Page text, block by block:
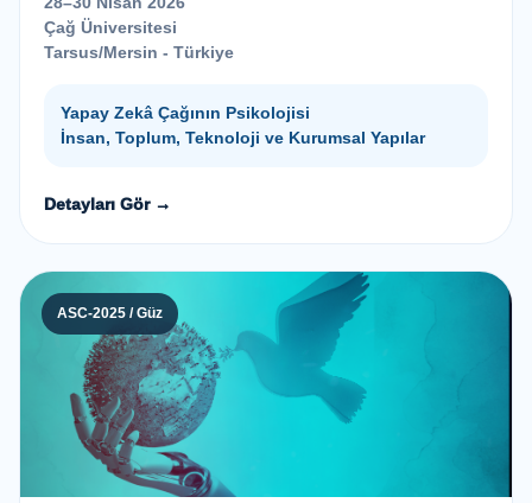
Çağ Üniversitesi
Tarsus/Mersin - Türkiye
Yapay Zekâ Çağının Psikolojisi
İnsan, Toplum, Teknoloji ve Kurumsal Yapılar
Detayları Gör →
ASC-2025 / Güz